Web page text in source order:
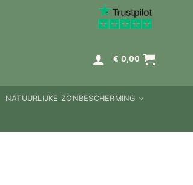
€ 0,00
NATUURLIJKE ZONBESCHERMING